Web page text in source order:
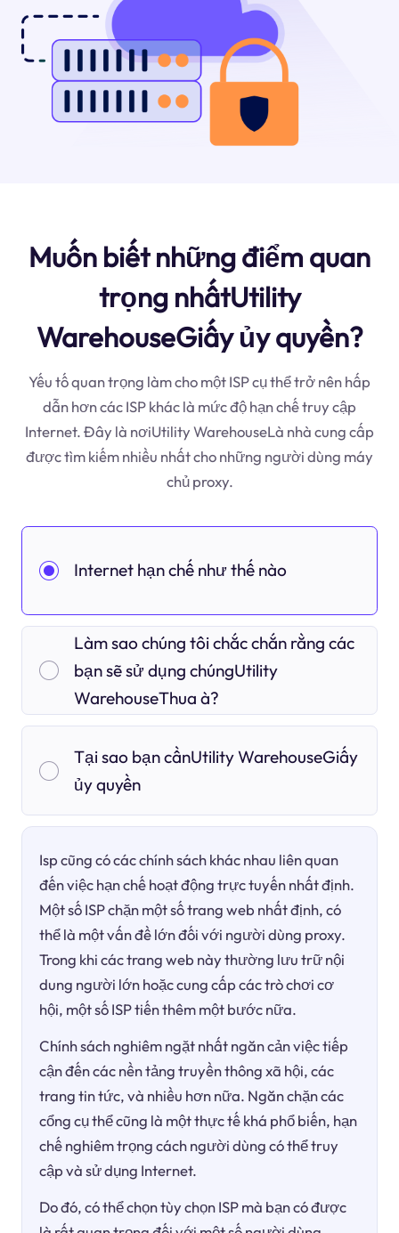
Muốn biết những điểm quan
trọng nhấtUtility
WarehouseGiấy ủy quyền?
Yếu tố quan trọng làm cho một ISP cụ thể trở nên hấp
dẫn hơn các ISP khác là mức độ hạn chế truy cập
Internet. Đây là nơiUtility WarehouseLà nhà cung cấp
được tìm kiếm nhiều nhất cho những người dùng máy
chủ proxy.
Internet hạn chế như thế nào
Làm sao chúng tôi chắc chắn rằng các
bạn sẽ sử dụng chúngUtility
WarehouseThua à?
Tại sao bạn cầnUtility WarehouseGiấy
ủy quyền
Isp cũng có các chính sách khác nhau liên quan
đến việc hạn chế hoạt động trực tuyến nhất định.
Một số ISP chặn một số trang web nhất định, có
thể là một vấn đề lớn đối với người dùng proxy.
Trong khi các trang web này thường lưu trữ nội
dung người lớn hoặc cung cấp các trò chơi cơ
hội, một số ISP tiến thêm một bước nữa.
Chính sách nghiêm ngặt nhất ngăn cản việc tiếp
cận đến các nền tảng truyền thông xã hội, các
trang tin tức, và nhiều hơn nữa. Ngăn chặn các
cổng cụ thể cũng là một thực tế khá phổ biến, hạn
chế nghiêm trọng cách người dùng có thể truy
cập và sử dụng Internet.
Do đó, có thể chọn tùy chọn ISP mà bạn có được